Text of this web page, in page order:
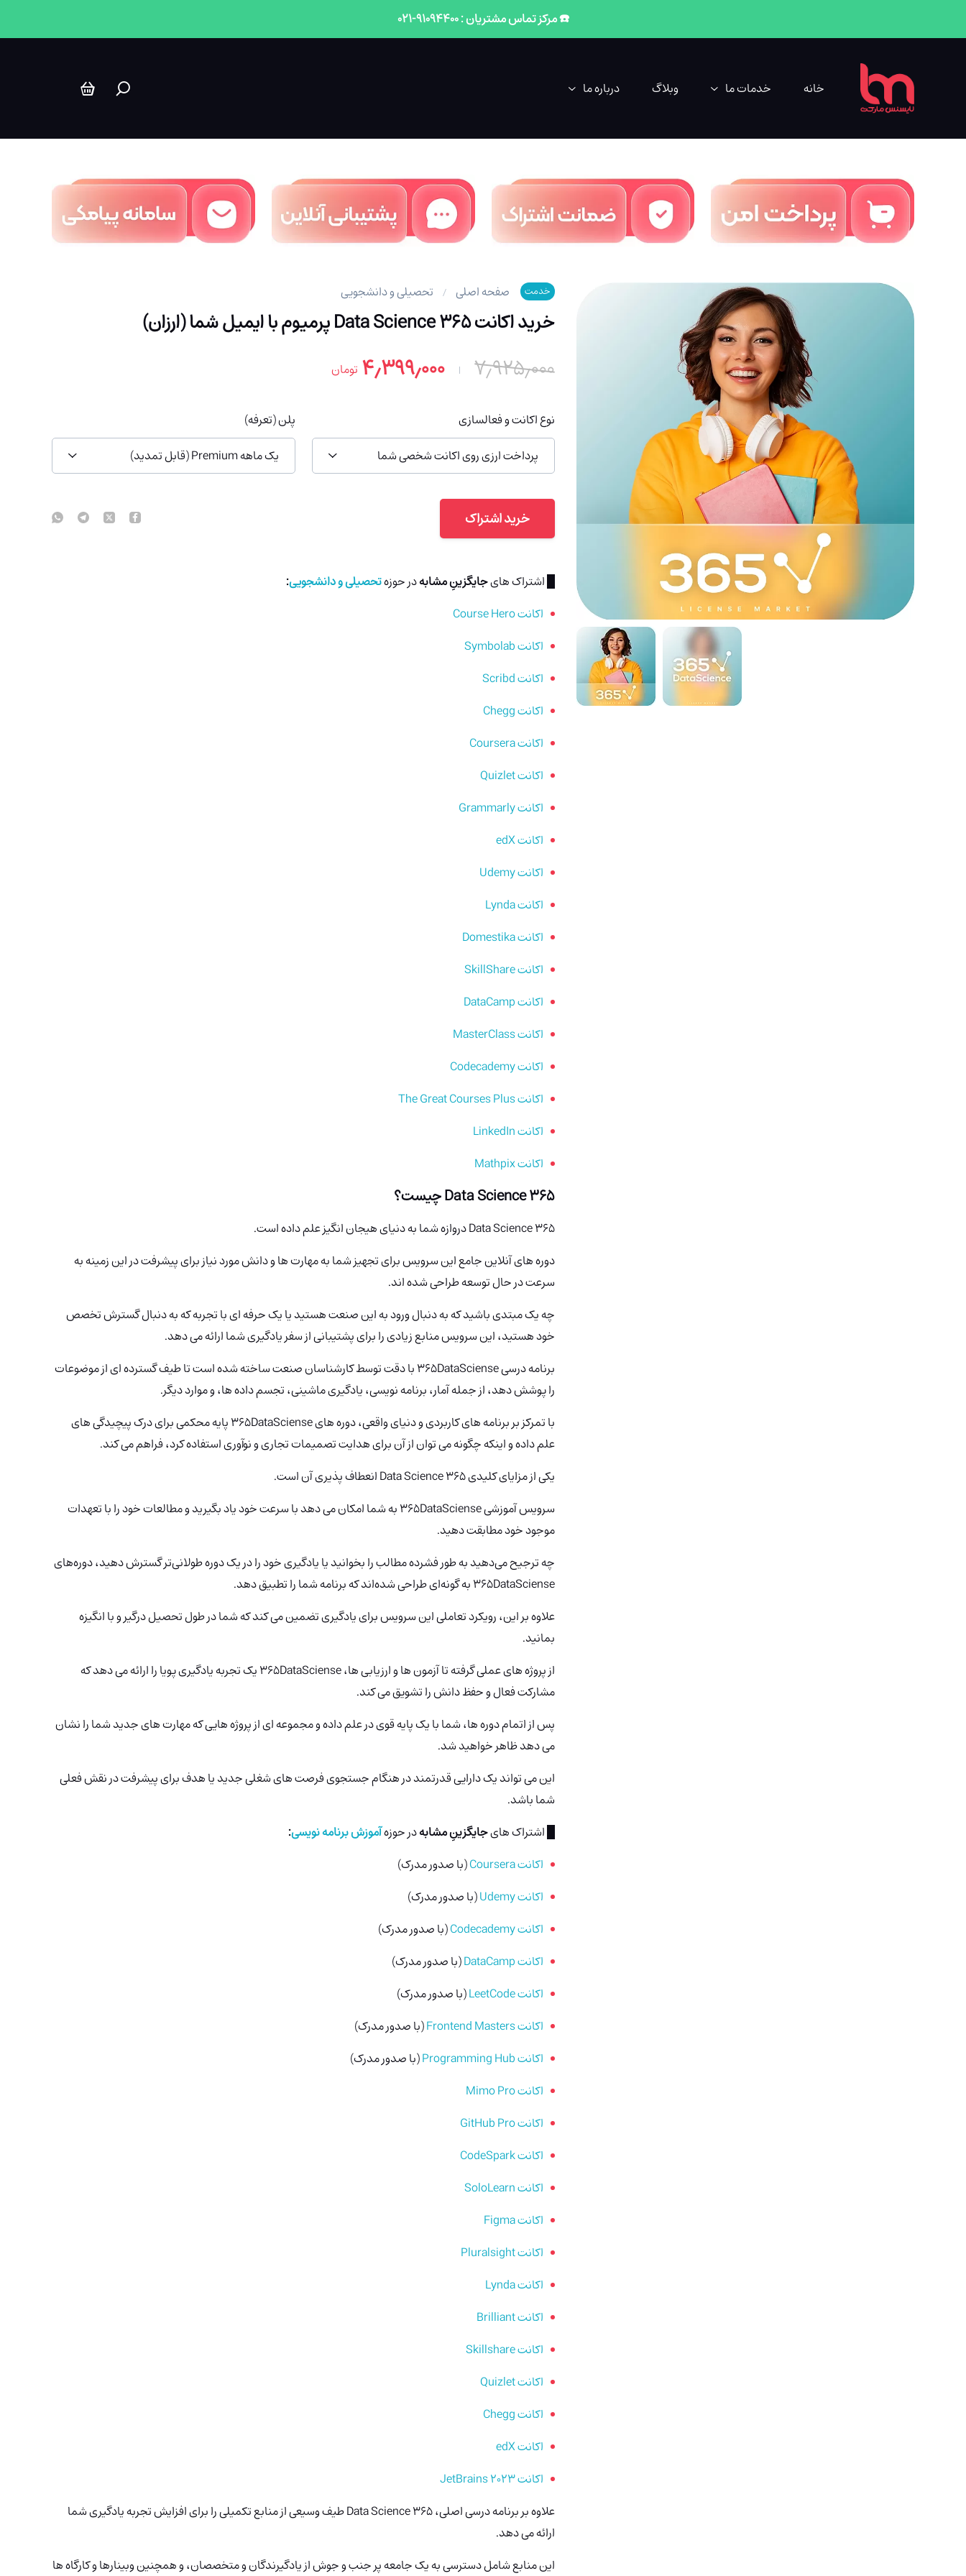
☎️ مرکز تماس مشتریان : 91094400-021
خانه خدمات ما وبلاگ درباره ما
خدمت صفحه اصلی تحصیلی و دانشجویی
خرید اکانت 365 Data Science پرمیوم با ایمیل شما (ارزان)
۷٫۹۲۵٫۰۰۰ ۴٫۳۹۹٫۰۰۰ تومان
نوع اکانت و فعالسازی
پرداخت ارزی روی اکانت شخصی شما
پلن (تعرفه)
یک ماهه Premium (قابل تمدید)
خرید اشتراک
█ اشتراک هایجایگزینِ مشابهدر حوزهتحصیلی و دانشجویی:
اکانت Course Hero
اکانت Symbolab
اکانت Scribd
اکانت Chegg
اکانت Coursera
اکانت Quizlet
اکانت Grammarly
اکانت edX
اکانت Udemy
اکانت Lynda
اکانت Domestika
اکانت SkillShare
اکانت DataCamp
اکانت MasterClass
اکانت Codecademy
اکانت The Great Courses Plus
اکانت LinkedIn
اکانت Mathpix
365 Data Science چیست؟
365 DataScience دروازه شما به دنیای هیجان انگیز علم داده است.
دوره های آنلاین جامع این سرویس برای تجهیز شما به مهارت ها و دانش مورد نیاز برای پیشرفت در این زمینه به
سرعت در حال توسعه طراحی شده اند.
چه یک مبتدی باشید که به دنبال ورود به این صنعت هستید یا یک حرفه ای با تجربه که به دنبال گسترش تخصص
خود هستید، این سرویس منابع زیادی را برای پشتیبانی از سفر یادگیری شما ارائه می دهد.
برنامه درسی 365DataSciense با دقت توسط کارشناسان صنعت ساخته شده است تا طیف گسترده ای از موضوعات
را پوشش دهد، از جمله آمار، برنامه نویسی، یادگیری ماشینی، تجسم داده ها، و موارد دیگر.
با تمرکز بر برنامه های کاربردی و دنیای واقعی، دوره های 365DataSciense پایه محکمی برای درک پیچیدگی های
علم داده و اینکه چگونه می توان از آن برای هدایت تصمیمات تجاری و نوآوری استفاده کرد، فراهم می کند.
یکی از مزایای کلیدی 365 Data Science انعطاف پذیری آن است.
سرویس آموزشی 365DataSciense به شما امکان می دهد با سرعت خود یاد بگیرید و مطالعات خود را با تعهدات
موجود خود مطابقت دهید.
چه ترجیح می‌دهید به طور فشرده مطالب را بخوانید یا یادگیری خود را در یک دوره طولانی‌تر گسترش دهید، دوره‌های
365DataSciense به گونه‌ای طراحی شده‌اند که برنامه شما را تطبیق دهد.
علاوه بر این، رویکرد تعاملی این سرویس برای یادگیری تضمین می کند که شما در طول تحصیل درگیر و با انگیزه
بمانید.
از پروژه های عملی گرفته تا آزمون ها و ارزیابی ها، 365DataSciense
یک تجربه یادگیری پویا را ارائه می دهد که
مشارکت فعال و حفظ دانش را تشویق می کند.
پس از اتمام دوره ها، شما با یک پایه قوی در علم داده و مجموعه ای از پروژه هایی که مهارت های جدید شما را نشان
می دهد ظاهر خواهید شد.
این می تواند یک دارایی قدرتمند در هنگام جستجوی فرصت های شغلی جدید یا هدف برای پیشرفت در نقش فعلی
شما باشد.
█ اشتراک هایجایگزینِ مشابهدر حوزهآموزش برنامه نویسی:
اکانت Coursera
(با صدور مدرک)
اکانت Udemy
(با صدور مدرک)
اکانت Codecademy
(با صدور مدرک)
اکانت DataCamp
(با صدور مدرک)
اکانت LeetCode
(با صدور مدرک)
اکانت Frontend Masters
(با صدور مدرک)
اکانت Programming Hub
(با صدور مدرک)
اکانت Mimo Pro
اکانت GitHub Pro
اکانت CodeSpark
اکانت SoloLearn
اکانت Figma
اکانت Pluralsight
اکانت Lynda
اکانت Brilliant
اکانت Skillshare
اکانت Quizlet
اکانت Chegg
اکانت edX
اکانت JetBrains 2023
علاوه بر برنامه درسی اصلی، 365 Data Science
طیف وسیعی از منابع تکمیلی را برای افزایش تجربه یادگیری شما
ارائه می دهد.
این منابع شامل دسترسی به یک جامعه پر جنب و جوش از یادگیرندگان و متخصصان، و همچنین وبینارها و کارگاه ها